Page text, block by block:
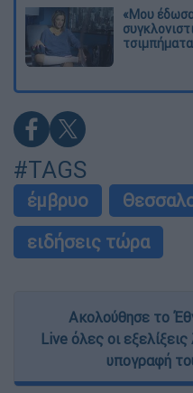
«Μου
#TAGS
έμβρυο
ειδήσεις τώρα
Ακολούθησε το
Live όλες οι
υπογραφή